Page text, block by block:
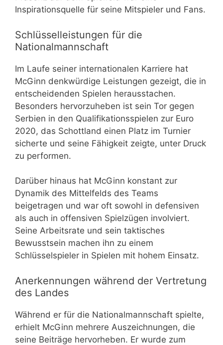
Inspirationsquelle für seine Mitspieler und Fans.
Schlüsselleistungen für die
Nationalmannschaft
Im Laufe seiner internationalen Karriere hat
McGinn denkwürdige Leistungen gezeigt, die in
entscheidenden Spielen herausstachen.
Besonders hervorzuheben ist sein Tor gegen
Serbien in den Qualifikationsspielen zur Euro
2020, das Schottland einen Platz im Turnier
sicherte und seine Fähigkeit zeigte, unter Druck
zu performen.
Darüber hinaus hat McGinn konstant zur
Dynamik des Mittelfelds des Teams
beigetragen und war oft sowohl in defensiven
als auch in offensiven Spielzügen involviert.
Seine Arbeitsrate und sein taktisches
Bewusstsein machen ihn zu einem
Schlüsselspieler in Spielen mit hohem Einsatz.
Anerkennungen während der Vertretung
des Landes
Während er für die Nationalmannschaft spielte,
erhielt McGinn mehrere Auszeichnungen, die
seine Beiträge hervorheben. Er wurde zum